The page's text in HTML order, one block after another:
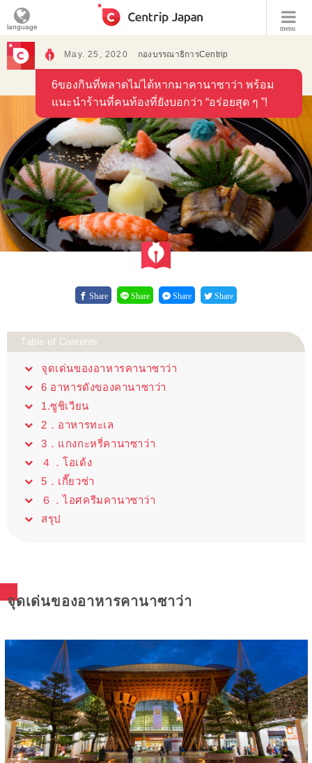
menu
language
May. 25, 2020 กองบรรณาธิการCentrip
6ของกินที่พลาดไม่ได้หากมาคานาซาว่า พร้อม
แนะนำร้านที่คนท้องที่ยังบอกว่า “อร่อยสุด ๆ ”!
Share Share Share Share
Table of Contents
จุดเด่นของอาหารคานาซาว่า
6 อาหารดังของคานาซาว่า
1.ซูชิเวียน
2．อาหารทะเล
3．แกงกะหรี่คานาซาว่า
４．โอเด้ง
5．เกี๊ยวซ่า
６．ไอศครีมคานาซาว่า
สรุป
จุดเด่นของอาหารคานาซาว่า